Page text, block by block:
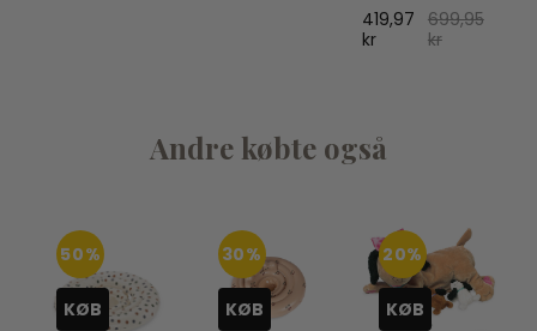
419,97
kr
699,95
kr
Andre købte også
50%
KØB
30%
KØB
20%
KØB